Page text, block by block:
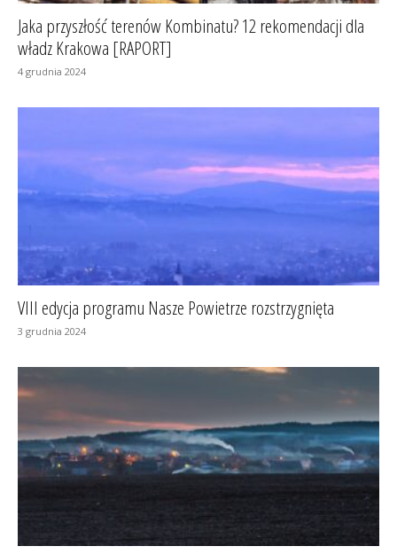
Jaka przyszłość terenów Kombinatu? 12 rekomendacji dla
władz Krakowa [RAPORT]
4 grudnia 2024
VIII edycja programu Nasze Powietrze rozstrzygnięta
3 grudnia 2024